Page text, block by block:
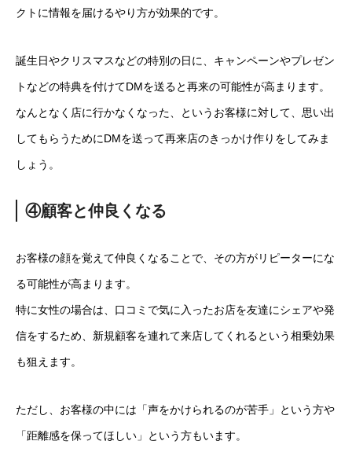
クトに情報を届けるやり方が効果的です。
誕生日やクリスマスなどの特別の日に、キャンペーンやプレゼン
トなどの特典を付けてDMを送ると再来の可能性が高まります。
なんとなく店に行かなくなった、というお客様に対して、思い出
してもらうためにDMを送って再来店のきっかけ作りをしてみま
しょう。
④顧客と仲良くなる
お客様の顔を覚えて仲良くなることで、その方がリピーターにな
る可能性が高まります。
特に女性の場合は、口コミで気に入ったお店を友達にシェアや発
信をするため、新規顧客を連れて来店してくれるという相乗効果
も狙えます。
ただし、お客様の中には「声をかけられるのが苦手」という方や
「距離感を保ってほしい」という方もいます。